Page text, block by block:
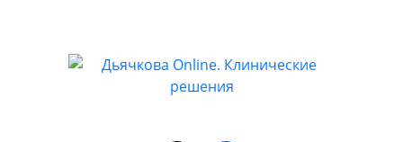
ЛЕЧЕБНАЯ ДЕЯТЕЛЬНОСТЬ